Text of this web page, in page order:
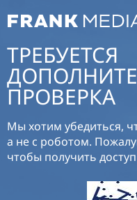
ТРЕБУЕТСЯ
ПРОВЕРКА
Мы хотим убедиться,
а не с роботом.
чтобы получить доступ